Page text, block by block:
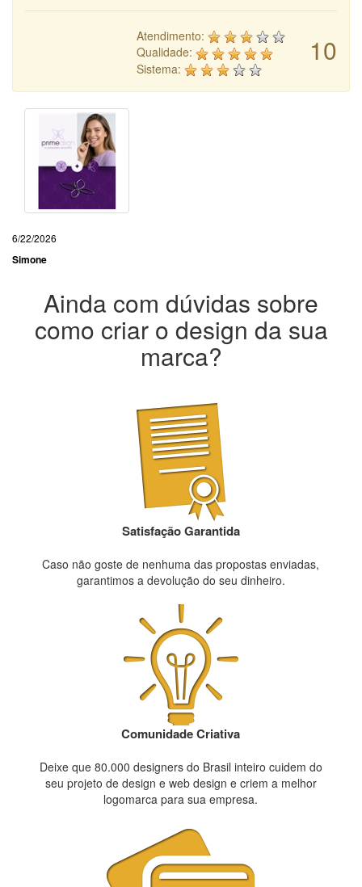
10
Atendimento:
Qualidade:
Sistema:
6/22/2026
Simone
Ainda com dúvidas sobre
como criar o design da sua
marca?
Satisfação Garantida
Caso não goste de nenhuma das propostas enviadas,
garantimos a devolução do seu dinheiro.
Comunidade Criativa
Deixe que 80.000 designers do Brasil inteiro cuidem do
seu projeto de design e web design e criem a melhor
logomarca para sua empresa.